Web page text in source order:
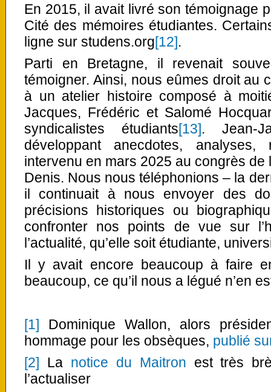
En 2015, il avait livré son témoignage
Cité des mémoires étudiantes.
ligne sur studens.org[12].
Parti en Bretagne, il revenait
témoigner. Ainsi, nous eûmes droit au
à un atelier histoire composé à
Jacques, Frédéric et Salomé
syndicalistes étudiants[13]. Jean-
développant anecdotes,
intervenu en mars 2025 au congrès
Denis. Nous nous téléphonions – la
il continuait à nous envoyer des
précisions historiques ou
confronter nos points de vue sur
l’actualité, qu’elle soit étudiante,
Il y avait encore beaucoup à faire
beaucoup, ce qu’il nous a légué n’en
[1] Dominique Wallon, alors
hommage pour les obsèques, publié
[2]
La notice du Maitron est très
l’actualiser